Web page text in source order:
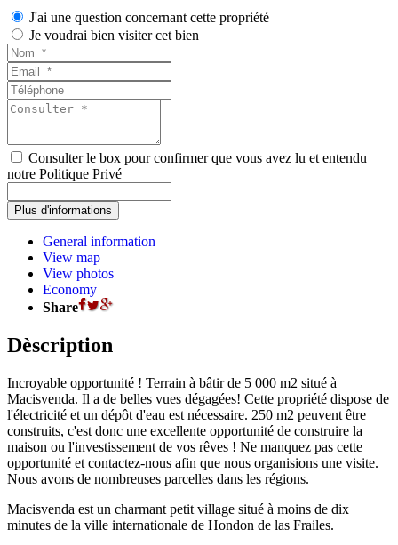
J'ai une question concernant cette propriété
Je voudrai bien visiter cet bien
Consulter le box pour confirmer que vous avez lu et entendu
notre Politique Privé
General information
View map
View photos
Economy
Share
Dèscription
Incroyable opportunité ! Terrain à bâtir de 5 000 m2 situé à
Macisvenda. Il a de belles vues dégagées! Cette propriété dispose de
l'électricité et un dépôt d'eau est nécessaire. 250 m2 peuvent être
construits, c'est donc une excellente opportunité de construire la
maison ou l'investissement de vos rêves ! Ne manquez pas cette
opportunité et contactez-nous afin que nous organisions une visite.
Nous avons de nombreuses parcelles dans les régions.
Macisvenda est un charmant petit village situé à moins de dix
minutes de la ville internationale de Hondon de las Frailes.